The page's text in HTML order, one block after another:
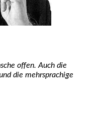
offen. Auch die
die mehrsprachige